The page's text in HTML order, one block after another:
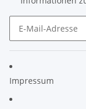
Impressum